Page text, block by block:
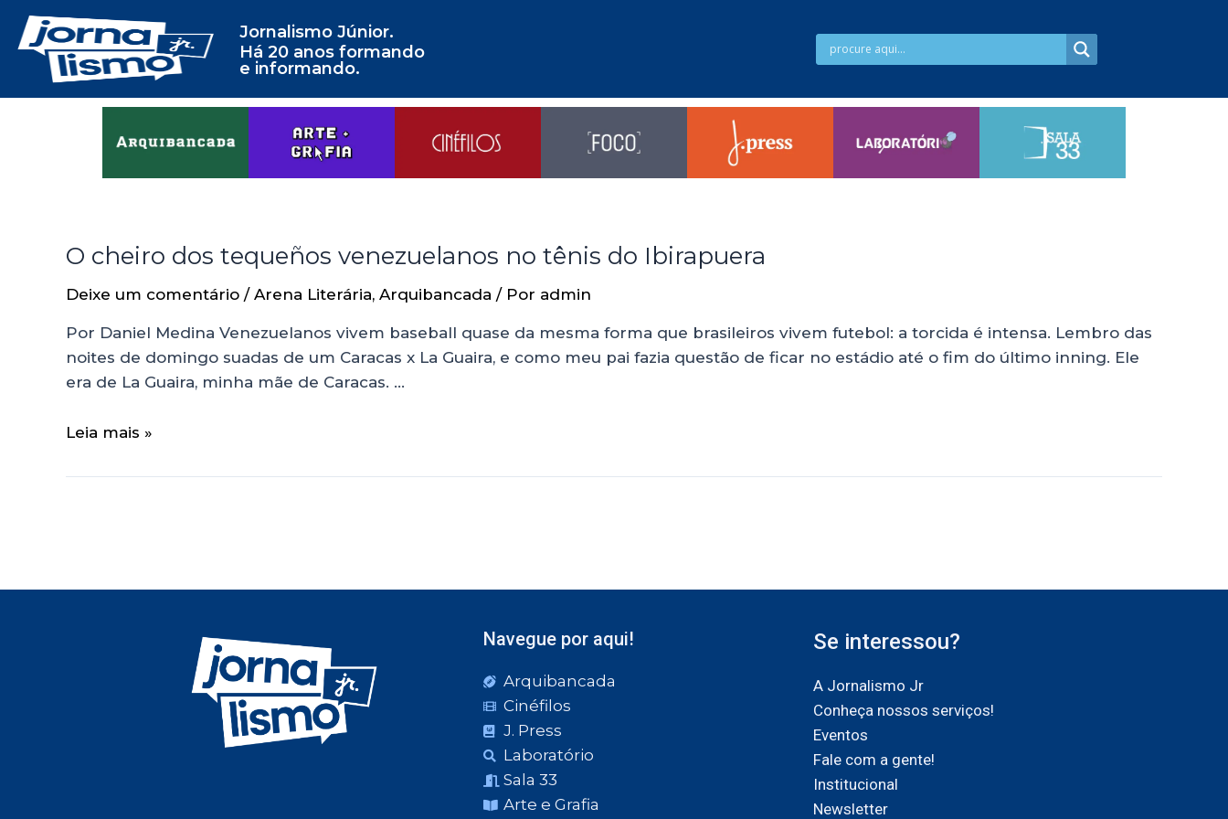
Jornalismo Júnior.
Há 20 anos formando
e informando.
O cheiro dos tequeños venezuelanos no tênis do Ibirapuera
Deixe um comentário / Arena Literária, Arquibancada / Por admin
Por Daniel Medina Venezuelanos vivem baseball quase da mesma forma que brasileiros vivem futebol: a torcida é intensa. Lembro das
noites de domingo suadas de um Caracas x La Guaira, e como meu pai fazia questão de ficar no estádio até o fim do último inning. Ele
era de La Guaira, minha mãe de Caracas. …
Leia mais »
Navegue por aqui!
Arquibancada
Cinéfilos
J. Press
Laboratório
Sala 33
Arte e Grafia
Se interessou?
A Jornalismo Jr
Conheça nossos serviços!
Eventos
Fale com a gente!
Institucional
Newsletter